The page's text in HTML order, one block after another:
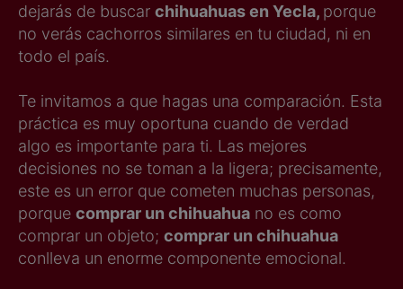
dejarás de buscar chihuahuas en Yecla, porque
no verás cachorros similares en tu ciudad, ni en
todo el país.
Te invitamos a que hagas una comparación. Esta
práctica es muy oportuna cuando de verdad
algo es importante para ti. Las mejores
decisiones no se toman a la ligera; precisamente,
este es un error que cometen muchas personas,
porque comprar un chihuahua no es como
comprar un objeto; comprar un chihuahua
conlleva un enorme componente emocional.